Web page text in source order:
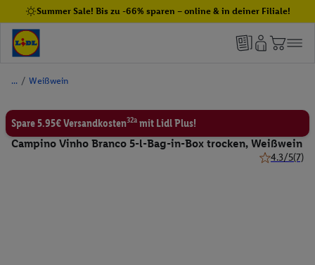
Summer Sale! Bis zu -66% sparen – online & in deiner Filiale!
/ Weißwein
Spare 5.95€ Versandkosten32a mit Lidl Plus!
Campino Vinho Branco 5-l-Bag-in-Box trocken, Weißwein
4.3/5(7)